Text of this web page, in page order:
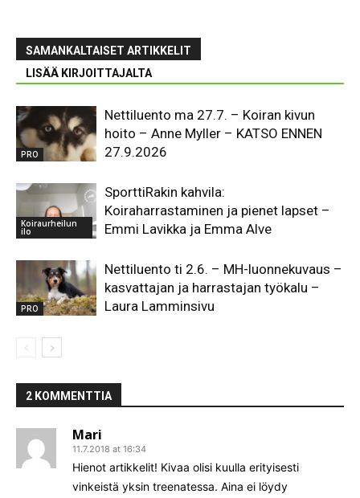
SAMANKALTAISET ARTIKKELIT
LISÄÄ KIRJOITTAJALTA
PRO
Nettiluento ma 27.7. – Koiran kivun
hoito – Anne Myller – KATSO ENNEN
27.9.2026
Koiraurheilun
ilo
SporttiRakin kahvila:
Koiraharrastaminen ja pienet lapset –
Emmi Lavikka ja Emma Alve
PRO
Nettiluento ti 2.6. – MH-luonnekuvaus –
kasvattajan ja harrastajan työkalu –
Laura Lamminsivu
2 KOMMENTTIA
Mari
11.7.2018 at 16:34
Hienot artikkelit! Kivaa olisi kuulla erityisesti
vinkeistä yksin treenatessa. Aina ei löydy